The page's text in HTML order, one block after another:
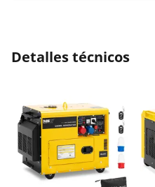
Detalles técnicos